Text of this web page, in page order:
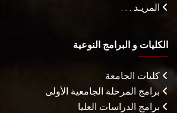
المزيـد . . .
الكليات و البرامج النوعية
كليات الجامعة
برامج المرحلة الجامعية الأولى
برامج الدراسات العليا